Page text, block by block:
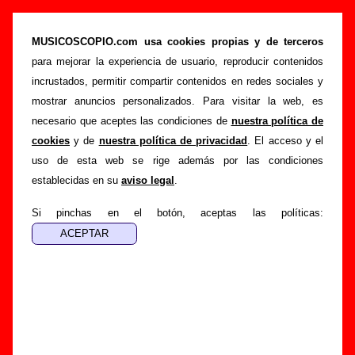
MUSICOSCOPIO.com usa cookies propias y de terceros
para mejorar la experiencia de usuario, reproducir contenidos
incrustados, permitir compartir contenidos en redes sociales y
mostrar anuncios personalizados. Para visitar la web, es
necesario que aceptes las condiciones de nuestra política de
cookies y de nuestra política de privacidad . El acceso y el
uso de esta web se rige además por las condiciones
establecidas en su aviso legal .
Si pinchas en el botón, aceptas las políticas:
The Pribata Idaho - Añadir o corregir
información
Portada >The Pribata Idaho > Añadir
Si tienes información adicional, puedes enviar nueva
información o corregir la existente mediante el siguiente
formulario o escribiendo un e-mail a
guialven@musicoscopio.com
.
Gracias por tu
colaboración.
Nombre